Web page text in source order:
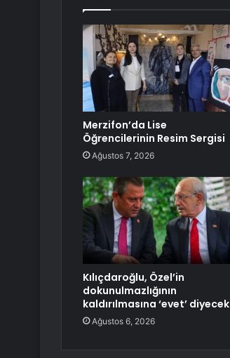
Merzifon’da Lise
Öğrencilerinin Resim Sergisi
Ağustos 7, 2026
Kılıçdaroğlu, Özel’in
dokunulmazlığının
kaldırılmasına ‘evet’ diyecek
Ağustos 6, 2026